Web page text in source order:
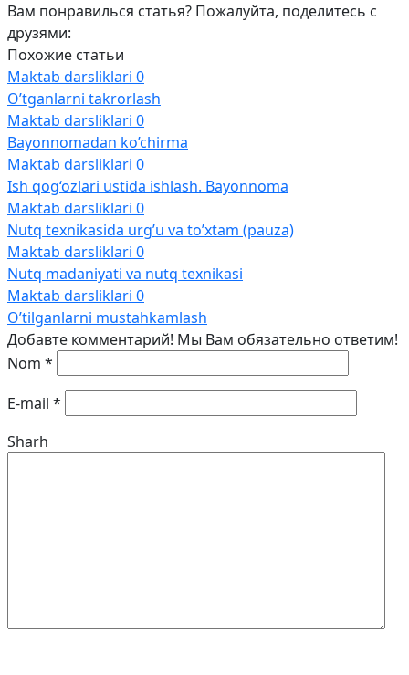
Вам понравилься статья? Пожалуйта, поделитесь с
друзями:
Похожие статьи
Maktab darsliklari 0
O’tganlarni takrorlash
Maktab darsliklari 0
Bayonnomadan ko’chirma
Maktab darsliklari 0
Ish qog‘ozlari ustida ishlash. Bayonnoma
Maktab darsliklari 0
Nutq texnikasida urg’u va to’xtam (pauza)
Maktab darsliklari 0
Nutq madaniyati va nutq texnikasi
Maktab darsliklari 0
O’tilganlarni mustahkamlash
Добавте комментарий! Мы Вам обязательно ответим!
Nom *
E-mail *
Sharh